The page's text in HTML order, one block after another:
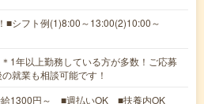
■シフト例(1)8:00～13:00(2)10:00～
＊1年以上勤務している方が多数！ご応募
就業も相談可能です！
給1300円～ ■週払いOK ■扶養内OK